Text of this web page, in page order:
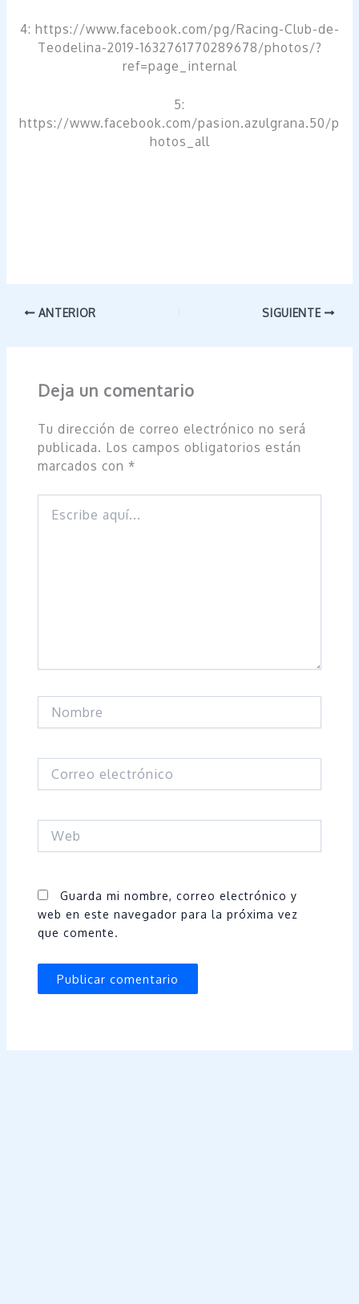
4: https://www.facebook.com/pg/Racing-Club-de-
Teodelina-2019-1632761770289678/photos/?
ref=page_internal
5:
https://www.facebook.com/pasion.azulgrana.50/p
hotos_all
ANTERIOR SIGUIENTE
Deja un comentario
Tu dirección de correo electrónico no será
publicada. Los campos obligatorios están
marcados con *
aquí...
electrónico
Guarda mi nombre, correo electrónico y
web en este navegador para la próxima vez
que comente.